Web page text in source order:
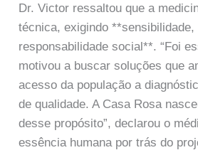
Dr. Victor ressaltou que a
técnica, exigindo **sensibilidade,
responsabilidade social**. “Foi
motivou a buscar soluções que
acesso da população a
de qualidade. A Casa Rosa
desse propósito”, declarou o
essência humana por trás do